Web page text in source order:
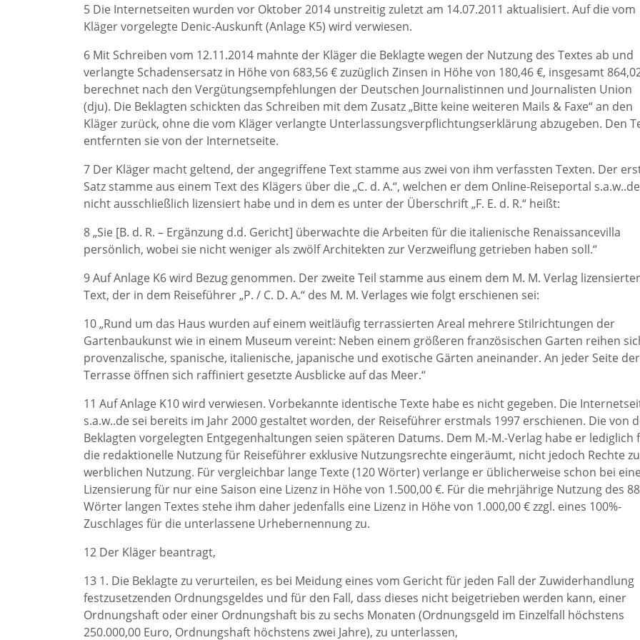
5 Die Internetseiten wurden vor Oktober 2014 unstreitig zuletzt am 14.07.2011 aktualisiert. Auf die vom
Kläger vorgelegte Denic-Auskunft (Anlage K5) wird verwiesen.
6 Mit Schreiben vom 12.11.2014 mahnte der Kläger die Beklagte wegen der Nutzung des Textes ab und
verlangte Schadensersatz in Höhe von 683,56 € zuzüglich Zinsen in Höhe von 180,46 €, insgesamt
berechnet nach den Vergütungsempfehlungen der Deutschen Journalistinnen und Journalisten Union
(dju). Die Beklagten schickten das Schreiben mit dem Zusatz „Bitte keine weiteren Mails & Faxe“ an den
Kläger zurück, ohne die vom Kläger verlangte Unterlassungsverpflichtungserklärung abzugeben. Den
entfernten sie von der Internetseite.
7 Der Kläger macht geltend, der angegriffene Text stamme aus zwei von ihm verfassten Texten. Der
Satz stamme aus einem Text des Klägers über die „C. d. A.“, welchen er dem Online-Reiseportal s.a.w..de
nicht ausschließlich lizensiert habe und in dem es unter der Überschrift „F. E. d. R.“ heißt:
8 „Sie [B. d. R. – Ergänzung d.d. Gericht] überwachte die Arbeiten für die italienische Renaissancevilla
persönlich, wobei sie nicht weniger als zwölf Architekten zur Verzweiflung getrieben haben soll.“
9 Auf Anlage K6 wird Bezug genommen. Der zweite Teil stamme aus einem dem M. M. Verlag
Text, der in dem Reiseführer „P. / C. D. A.“ des M. M. Verlages wie folgt erschienen sei:
10 „Rund um das Haus wurden auf einem weitläufig terrassierten Areal mehrere Stilrichtungen der
Gartenbaukunst wie in einem Museum vereint: Neben einem größeren französischen Garten reihen
provenzalische, spanische, italienische, japanische und exotische Gärten aneinander. An jeder Seite der
Terrasse öffnen sich raffiniert gesetzte Ausblicke auf das Meer.“
11 Auf Anlage K10 wird verwiesen. Vorbekannte identische Texte habe es nicht gegeben. Die
s.a.w..de sei bereits im Jahr 2000 gestaltet worden, der Reiseführer erstmals 1997 erschienen. Die von
Beklagten vorgelegten Entgegenhaltungen seien späteren Datums. Dem M.-M.-Verlag habe er lediglich
die redaktionelle Nutzung für Reiseführer exklusive Nutzungsrechte eingeräumt, nicht jedoch Rechte
werblichen Nutzung. Für vergleichbar lange Texte (120 Wörter) verlange er üblicherweise schon bei
Lizensierung für nur eine Saison eine Lizenz in Höhe von 1.500,00 €. Für die mehrjährige Nutzung des 88
Wörter langen Textes stehe ihm daher jedenfalls eine Lizenz in Höhe von 1.000,00 € zzgl. eines 100%-
Zuschlages für die unterlassene Urhebernennung zu.
12 Der Kläger beantragt,
13 1. Die Beklagte zu verurteilen, es bei Meidung eines vom Gericht für jeden Fall der Zuwiderhandlung
festzusetzenden Ordnungsgeldes und für den Fall, dass dieses nicht beigetrieben werden kann, einer
Ordnungshaft oder einer Ordnungshaft bis zu sechs Monaten (Ordnungsgeld im Einzelfall höchstens
250.000,00 Euro, Ordnungshaft höchstens zwei Jahre), zu unterlassen,